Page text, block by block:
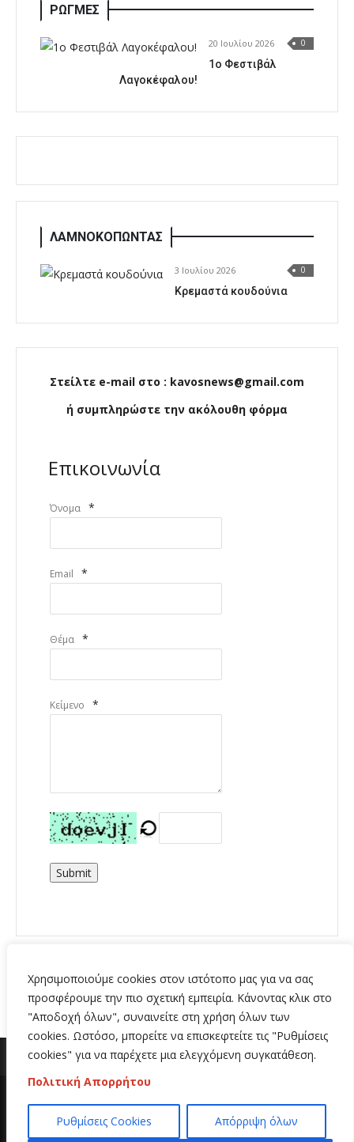
Χρησιμοποιούμε cookies στον ιστότοπο μας για να σας
προσφέρουμε την πιο σχετική εμπειρία. Κάνοντας κλικ στο
"Αποδοχή όλων", συναινείτε στη χρήση όλων των
cookies. Ωστόσο, μπορείτε να επισκεφτείτε τις "Ρυθμίσεις
cookies" για να παρέχετε μια ελεγχόμενη συγκατάθεση.
Πολιτική Απορρήτου
Ρυθμίσεις Cookies Απόρριψη όλων
ΡΩΓΜΕΣ
20 Ιουλίου 2026 0
1o Φεστιβάλ
Λαγοκέφαλου!
ΛΑΜΝΟΚΟΠΩΝΤΑΣ
3 Ιουλίου 2026 0
Κρεμαστά κουδούνια
Στείλτε e-mail στο : kavosnews@gmail.com
ή συμπληρώστε την ακόλουθη φόρμα
Επικοινωνία
Όνομα *
Email *
Θέμα *
Κείμενο *
Submit
Copyright 2020 | All Rights Reserved | Κατασκευή
ιστοσελίδων
Hi Web